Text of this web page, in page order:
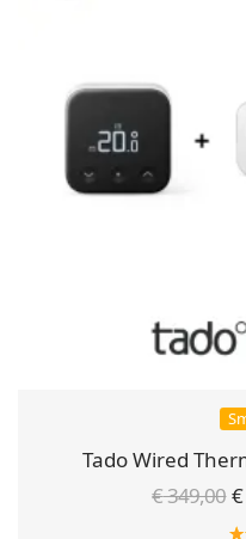
Tado Wired
€349,00€